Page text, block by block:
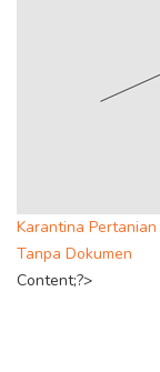
Karantina
Tanpa Dokumen
Content;?>